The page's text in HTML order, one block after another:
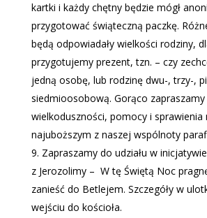
kartki i każdy chętny będzie mógł
przygotować świąteczną paczkę.
będą odpowiadały wielkości rodziny,
przygotujemy prezent, tzn. – czy
jedną osobę, lub rodzinę dwu-, trzy-,
siedmioosobową. Gorąco zapraszamy
wielkoduszności, pomocy i sprawienia
najuboższym z naszej wspólnoty
Zapraszamy do udziału w
z Jerozolimy – W tę Świętą Noc
zanieść do Betlejem. Szczegóły w
wejściu do kościoła.